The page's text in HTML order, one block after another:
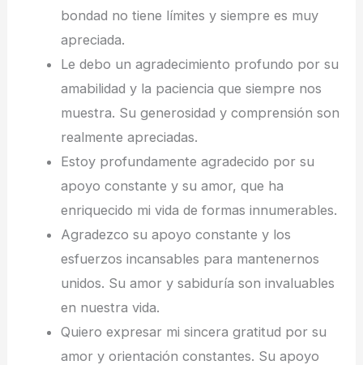
bondad no tiene límites y siempre es muy
apreciada.
Le debo un agradecimiento profundo por su
amabilidad y la paciencia que siempre nos
muestra. Su generosidad y comprensión son
realmente apreciadas.
Estoy profundamente agradecido por su
apoyo constante y su amor, que ha
enriquecido mi vida de formas innumerables.
Agradezco su apoyo constante y los
esfuerzos incansables para mantenernos
unidos. Su amor y sabiduría son invaluables
en nuestra vida.
Quiero expresar mi sincera gratitud por su
amor y orientación constantes. Su apoyo